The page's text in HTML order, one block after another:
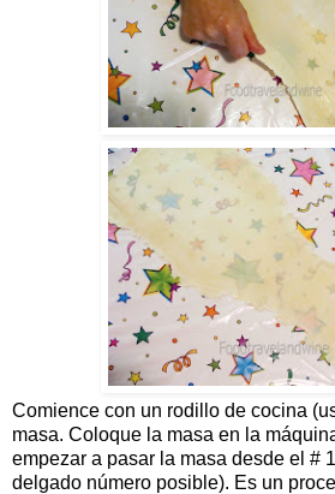
Comience con un rodillo de cocina
masa. Coloque la masa en la
empezar a pasar la masa desde el #
delgado número posible). Es un